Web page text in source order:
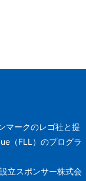
マークのレゴ社と提
（FLL）のプログラ
立スポンサー株式会